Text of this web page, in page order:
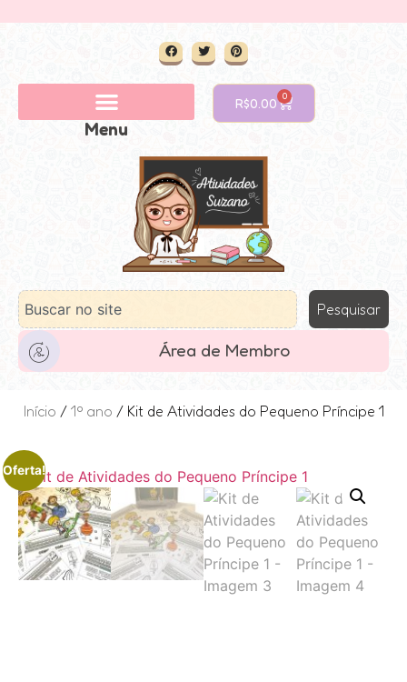
Menu
R$0.00 0
Pesquisar
Área de Membro
Início / 1º ano / Kit de Atividades do Pequeno Príncipe 1
Oferta!